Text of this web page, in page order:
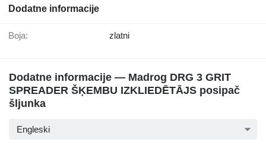
Dodatne informacije
Boja: zlatni
Dodatne informacije — Madrog DRG 3 GRIT
SPREADER ŠĶEMBU IZKLIEDĒTĀJS posipač
šljunka
Engleski